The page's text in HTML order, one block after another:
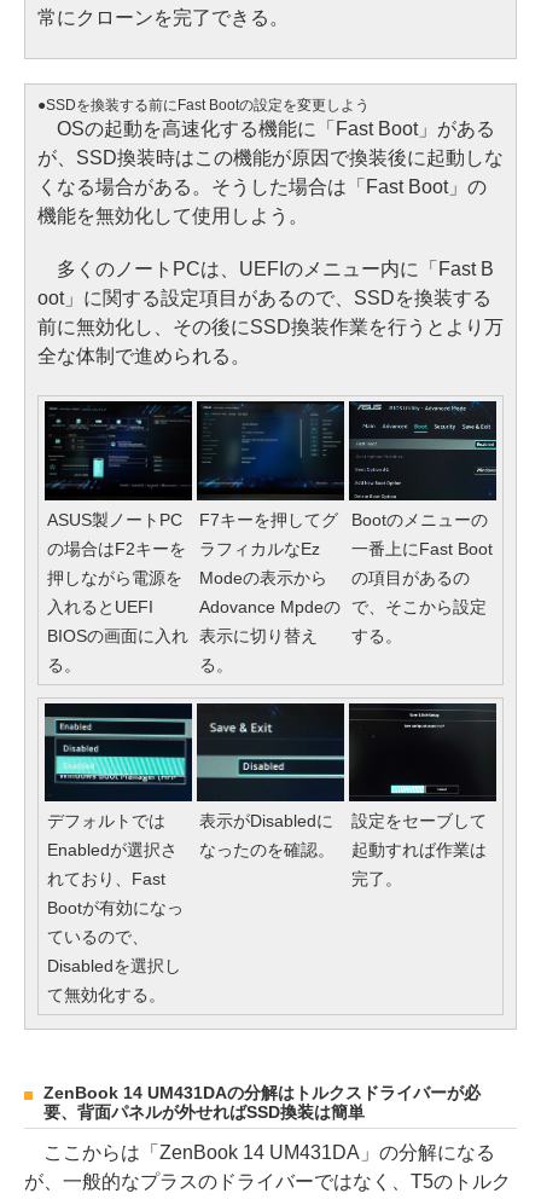
常にクローンを完了できる。
●SSDを換装する前にFast Bootの設定を変更しよう
OSの起動を高速化する機能に「Fast Boot」がある
が、SSD換装時はこの機能が原因で換装後に起動しな
くなる場合がある。そうした場合は「Fast Boot」の
機能を無効化して使用しよう。
多くのノートPCは、UEFIのメニュー内に「Fast B
oot」に関する設定項目があるので、SSDを換装する
前に無効化し、その後にSSD換装作業を行うとより万
全な体制で進められる。
ASUS製ノートPC
の場合はF2キーを
押しながら電源を
入れるとUEFI
BIOSの画面に入れ
る。
F7キーを押してグ
ラフィカルなEz
Modeの表示から
Adovance Mpdeの
表示に切り替え
る。
Bootのメニューの
一番上にFast Boot
の項目があるの
で、そこから設定
する。
デフォルトでは
Enabledが選択さ
れており、Fast
Bootが有効になっ
ているので、
Disabledを選択し
て無効化する。
表示がDisabledに
なったのを確認。
設定をセーブして
起動すれば作業は
完了。
ZenBook 14 UM431DAの分解はトルクスドライバーが必
要、背面パネルが外せればSSD換装は簡単
ここからは「ZenBook 14 UM431DA」の分解になる
が、一般的なプラスのドライバーではなく、T5のトルク